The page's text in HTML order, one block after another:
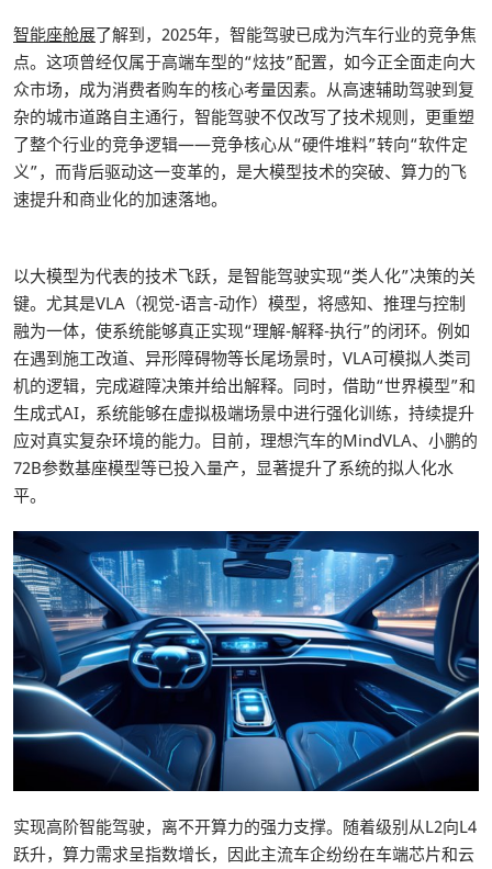
智能座舱展了解到，2025年，智能驾驶已成为汽车行业的竞争焦
点。这项曾经仅属于高端车型的“炫技”配置，如今正全面走向大
众市场，成为消费者购车的核心考量因素。从高速辅助驾驶到复
杂的城市道路自主通行，智能驾驶不仅改写了技术规则，更重塑
了整个行业的竞争逻辑——竞争核心从“硬件堆料”转向“软件定
义”，而背后驱动这一变革的，是大模型技术的突破、算力的飞
速提升和商业化的加速落地。
以大模型为代表的技术飞跃，是智能驾驶实现“类人化”决策的关
键。尤其是VLA（视觉-语言-动作）模型，将感知、推理与控制
融为一体，使系统能够真正实现“理解-解释-执行”的闭环。例如
在遇到施工改道、异形障碍物等长尾场景时，VLA可模拟人类司
机的逻辑，完成避障决策并给出解释。同时，借助“世界模型”和
生成式AI，系统能够在虚拟极端场景中进行强化训练，持续提升
应对真实复杂环境的能力。目前，理想汽车的MindVLA、小鹏的
72B参数基座模型等已投入量产，显著提升了系统的拟人化水
平。
实现高阶智能驾驶，离不开算力的强力支撑。随着级别从L2向L4
跃升，算力需求呈指数增长，因此主流车企纷纷在车端芯片和云